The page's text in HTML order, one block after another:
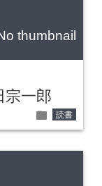
thumbnail
宗一郎
folder 読書